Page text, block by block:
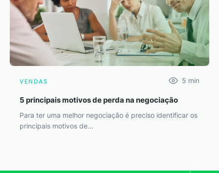
VENDAS 5 min
5 principais motivos de perda na negociação
Para ter uma melhor negociação é preciso identificar os
principais motivos de...